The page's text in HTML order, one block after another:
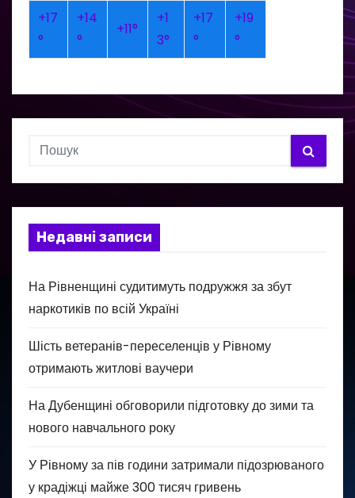
+17
°
+14
°
+11°
+1
3°
+17
°
+19
°
Недавні записи
На Рівненщині судитимуть подружжя за збут
наркотиків по всій Україні
Шість ветеранів-переселенців у Рівному
отримають житлові ваучери
На Дубенщині обговорили підготовку до зими та
нового навчального року
У Рівному за пів години затримали підозрюваного
у крадіжці майже 300 тисяч гривень